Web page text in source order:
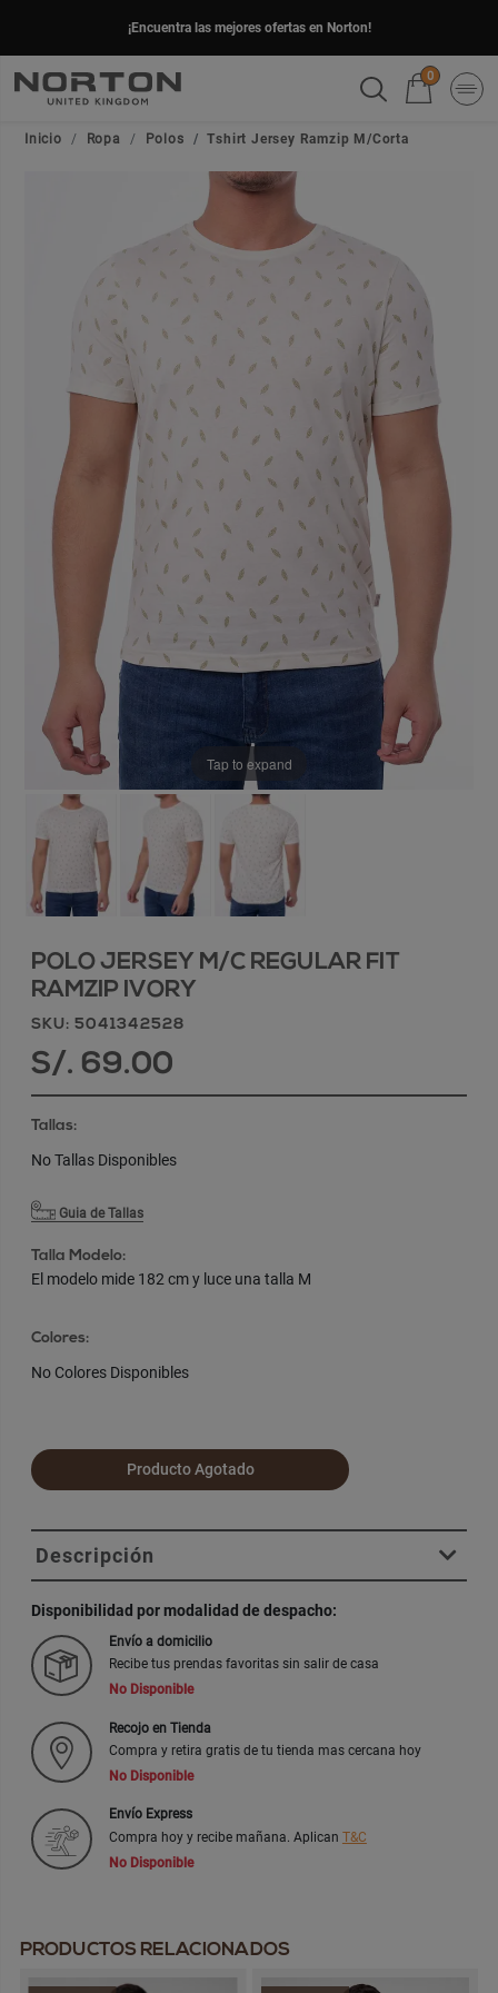
¡Encuentra las mejores ofertas en Norton!
0
Inicio Ropa Polos Tshirt Jersey Ramzip M/Corta
Tap to expand
POLO JERSEY M/C REGULAR FIT
RAMZIP IVORY
SKU: 5041342528
S/. 69.00
Tallas:
No Tallas Disponibles
Guia de Tallas
Talla Modelo:
El modelo mide 182 cm y luce una talla M
Colores:
No Colores Disponibles
Producto Agotado
Descripción
Disponibilidad por modalidad de despacho:
Envío a domicilio
Recibe tus prendas favoritas sin salir de casa
No Disponible
Recojo en Tienda
Compra y retira gratis de tu tienda mas cercana hoy
No Disponible
Envío Express
Compra hoy y recibe mañana. Aplican T&C
No Disponible
PRODUCTOS RELACIONADOS